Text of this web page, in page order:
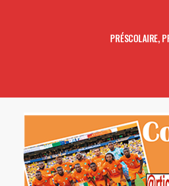
PRÉSCOLAIRE,